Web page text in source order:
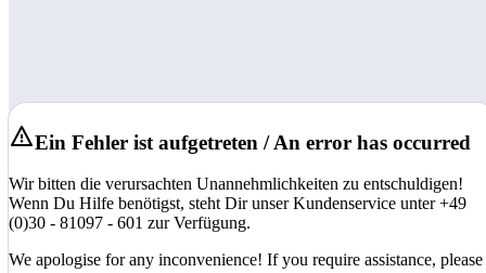
Ein Fehler ist aufgetreten / An error has occurred
Wir bitten die verursachten Unannehmlichkeiten zu entschuldigen!
Wenn Du Hilfe benötigst, steht Dir unser Kundenservice unter +49
(0)30 - 81097 - 601 zur Verfügung.
We apologise for any inconvenience! If you require assistance, please